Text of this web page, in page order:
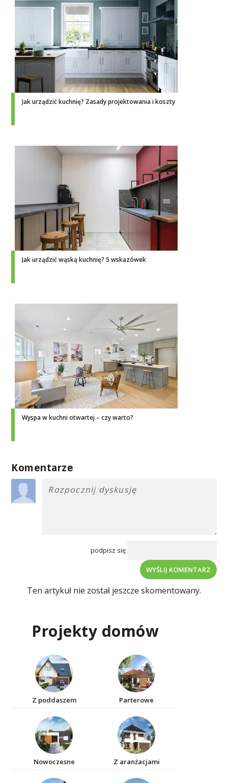
Jak urządzić kuchnię? Zasady projektowania i koszty
Jak urządzić wąską kuchnię? 5 wskazówek
Wyspa w kuchni otwartej – czy warto?
Komentarze
podpisz się
WYŚLIJ KOMENTARZ
Ten artykuł nie został jeszcze skomentowany.
Projekty domów
Z poddaszem Parterowe
Nowoczesne Z aranżacjami